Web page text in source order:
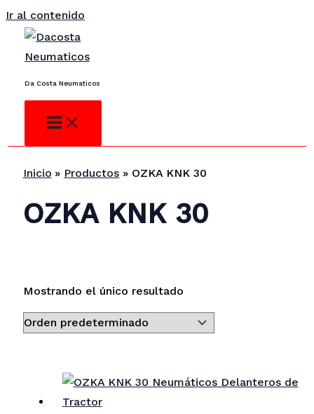
Ir al contenido
Da Costa Neumaticos
Inicio Productos OZKA KNK 30
OZKA KNK 30
Mostrando el único resultado
¿No encuentras lo que buscas?